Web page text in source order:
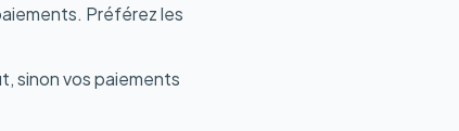
Préférez les
sinon vos paiements